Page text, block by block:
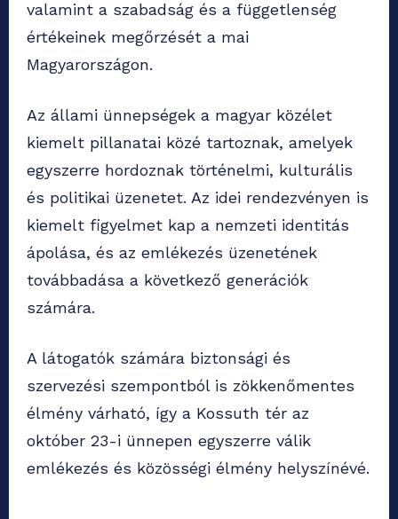
valamint a szabadság és a függetlenség
értékeinek megőrzését a mai
Magyarországon.
Az állami ünnepségek a magyar közélet
kiemelt pillanatai közé tartoznak, amelyek
egyszerre hordoznak történelmi, kulturális
és politikai üzenetet. Az idei rendezvényen is
kiemelt figyelmet kap a nemzeti identitás
ápolása, és az emlékezés üzenetének
továbbadása a következő generációk
számára.
A látogatók számára biztonsági és
szervezési szempontból is zökkenőmentes
élmény várható, így a Kossuth tér az
október 23-i ünnepen egyszerre válik
emlékezés és közösségi élmény helyszínévé.